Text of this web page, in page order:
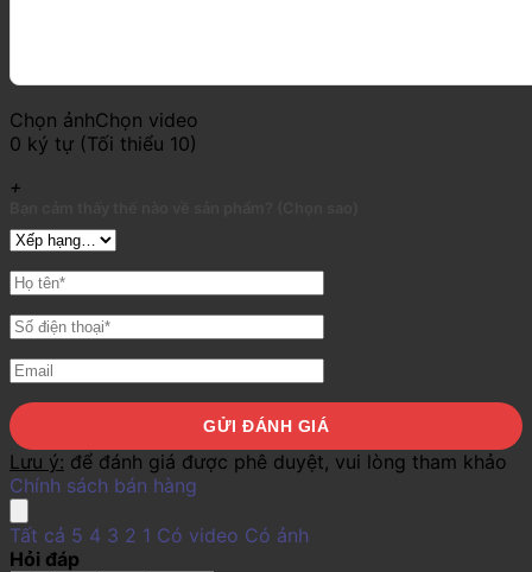
Chọn ảnhChọn video
0 ký tự (Tối thiểu 10)
+
Lưu ý: để đánh giá được phê duyệt, vui lòng tham khảo
Chính sách bán hàng
Tất cả 5 4 3 2 1 Có video Có ảnh
Hỏi đáp